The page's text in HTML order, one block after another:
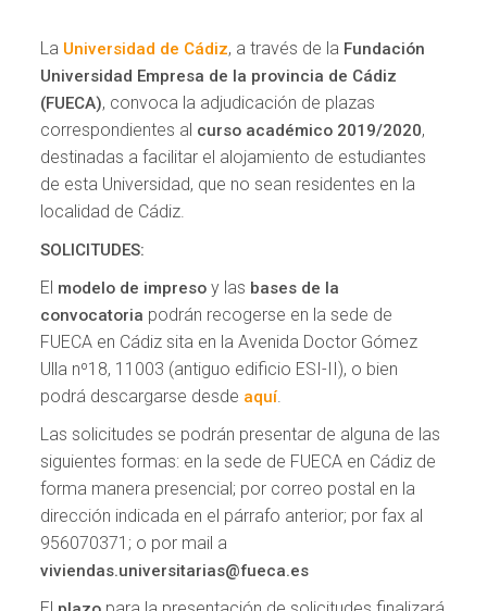
La Universidad de Cádiz, a través de la Fundación
Universidad Empresa de la provincia de Cádiz
(FUECA), convoca la adjudicación de plazas
correspondientes al curso académico 2019/2020,
destinadas a facilitar el alojamiento de estudiantes
de esta Universidad, que no sean residentes en la
localidad de Cádiz.
SOLICITUDES:
El modelo de impreso y las bases de la
convocatoria podrán recogerse en la sede de
FUECA en Cádiz sita en la Avenida Doctor Gómez
Ulla nº18, 11003 (antiguo edificio ESI-II), o bien
podrá descargarse desde aquí.
Las solicitudes se podrán presentar de alguna de las
siguientes formas: en la sede de FUECA en Cádiz de
forma manera presencial; por correo postal en la
dirección indicada en el párrafo anterior; por fax al
956070371; o por mail a
viviendas.universitarias@fueca.es